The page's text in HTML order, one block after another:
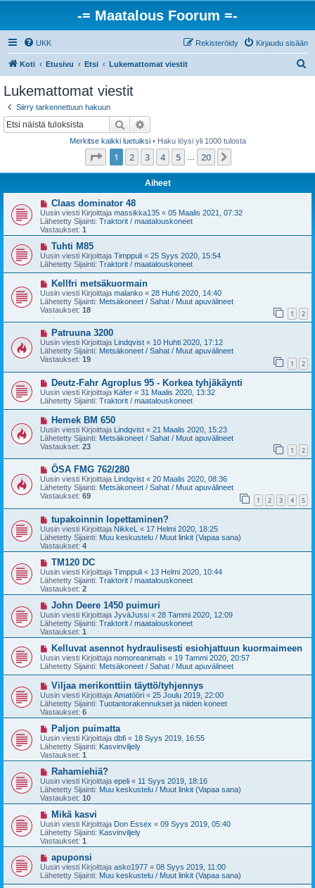
-= Maatalous Foorum =-
UKK Kirjaudu sisään
Rekisteröidy
Koti Etusivu Etsi Lukemattomat viestit
Lukemattomat viestit
Siirry tarkennettuun hakuun
Etsi
Merkitse kaikki luetuiksi• Haku löysi yli 1000 tulosta
Sivu /20
1 2 3 4 5 20
Aiheet
U
u
s
i
v
s
t
Claas dominator 48
Uusin viesti Kirjoittaja massikka135 « 05 Maalis 2021, 07:32
Lähetetty Sijainti: Traktorit / maatalouskoneet
Vastaukset: 1
U
u
s
i
v
e
s
t
i
Tuhti M85
Uusin viesti Kirjoittaja Timppuli « 25 Syys 2020, 15:54
Lähetetty Sijainti: Traktorit / maatalouskoneet
U
u
s
i
v
i
s
t
i
Kellfri metsäkuormain
Uusin viesti Kirjoittaja malanko « 28 Huhti 2020, 14:40
Lähetetty Sijainti: Metsäkoneet / Sahat / Muut apuvälineet
Vastaukset: 18 1 2
U
u
s
i
v
i
e
s
t
Patruuna 3200
Uusin viesti Kirjoittaja Lindqvist « 10 Huhti 2020, 17:12
Lähetetty Sijainti: Metsäkoneet / Sahat / Muut apuvälineet
Vastaukset: 19 1 2
U
u
s
i
v
e
s
t
i
Deutz-Fahr Agroplus 95 - Korkea tyhjäkäynti
Uusin viesti Kirjoittaja Käfer « 31 Maalis 2020, 13:32
Lähetetty Sijainti: Traktorit / maatalouskoneet
U
u
s
i
v
i
e
s
t
i
Hemek BM 650
Uusin viesti Kirjoittaja Lindqvist « 21 Maalis 2020, 15:23
Lähetetty Sijainti: Metsäkoneet / Sahat / Muut apuvälineet
Vastaukset: 23 1 2
U
u
s
i
i
e
s
t
i
ÖSA FMG 762/280
Uusin viesti Kirjoittaja Lindqvist « 20 Maalis 2020, 08:36
Lähetetty Sijainti: Metsäkoneet / Sahat / Muut apuvälineet
Vastaukset: 69 1 2 3 4 5
U
u
s
i
v
s
t
i
tupakoinnin lopettaminen?
Uusin viesti Kirjoittaja NikkeL « 17 Helmi 2020, 18:25
Lähetetty Sijainti: Muu keskustelu / Muut linkit (Vapaa sana)
Vastaukset: 4
U
u
s
i
v
e
s
t
i
TM120 DC
Uusin viesti Kirjoittaja Timppuli « 13 Helmi 2020, 10:44
Lähetetty Sijainti: Traktorit / maatalouskoneet
Vastaukset: 2
U
u
s
i
v
e
s
t
John Deere 1450 puimuri
Uusin viesti Kirjoittaja JyväJussi « 28 Tammi 2020, 12:09
Lähetetty Sijainti: Traktorit / maatalouskoneet
Vastaukset: 1
U
u
s
i
v
e
s
t
Kelluvat asennot hydraulisesti esiohjattuun kuormaimeen
Uusin viesti Kirjoittaja nomoreanimals « 19 Tammi 2020, 20:57
Lähetetty Sijainti: Metsäkoneet / Sahat / Muut apuvälineet
U
u
s
i
v
e
s
t
i
Viljaa merikonttiin täyttö/tyhjennys
Uusin viesti Kirjoittaja Amatööri « 25 Joulu 2019, 22:00
Lähetetty Sijainti: Tuotantorakennukset ja niiden koneet
Vastaukset: 6
U
u
s
i
v
e
s
t
i
Paljon puimatta
Uusin viesti Kirjoittaja dbfi « 18 Syys 2019, 16:55
Lähetetty Sijainti: Kasvinviljely
Vastaukset: 1
U
u
s
i
v
e
s
t
i
Rahamiehiä?
Uusin viesti Kirjoittaja epeli « 11 Syys 2019, 18:16
Lähetetty Sijainti: Muu keskustelu / Muut linkit (Vapaa sana)
Vastaukset: 10
U
u
s
i
v
e
s
t
Mikä kasvi
Uusin viesti Kirjoittaja Don Essex « 09 Syys 2019, 05:40
Lähetetty Sijainti: Kasvinviljely
Vastaukset: 1
U
u
s
i
apuponsi
Uusin viesti Kirjoittaja asko1977 « 08 Syys 2019, 11:00
Lähetetty Sijainti: Muu keskustelu / Muut linkit (Vapaa sana)